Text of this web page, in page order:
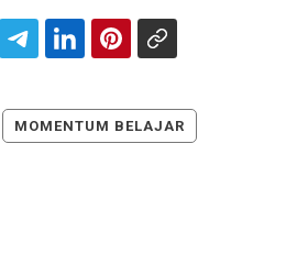
MOMENTUM BELAJAR